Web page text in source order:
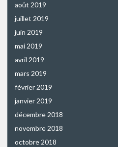
août 2019
juillet 2019
juin 2019
mai 2019
avril 2019
mars 2019
février 2019
janvier 2019
décembre 2018
novembre 2018
octobre 2018